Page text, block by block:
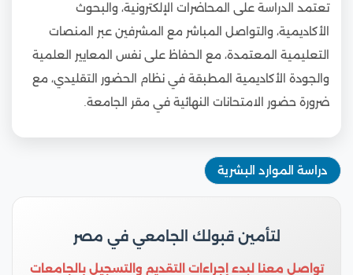
تعتمد الدراسة على المحاضرات الإلكترونية، والبحوث
الأكاديمية، والتواصل المباشر مع المشرفين عبر المنصات
التعليمية المعتمدة، مع الحفاظ على نفس المعايير العلمية
والجودة الأكاديمية المطبقة في نظام الحضور التقليدي، مع
ضرورة حضور الامتحانات النهائية في مقر الجامعة.
دراسة الموارد البشرية
لتأمين قبولك الجامعي في مصر
تواصل معنا لبدء إجراءات التقديم والتسجيل بالجامعات